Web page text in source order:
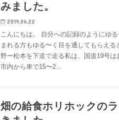
みました。
2019.06.22
こんにちは。 自分への記録のようにゆ
まれる方もゆる〜く目を通してもらえ
野ー松本を下道で走る私は、国道19号
市内から車で15〜2…
畑の給食ホリホックの